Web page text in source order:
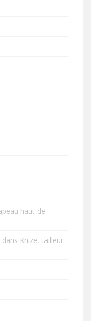
haut-de-
dans Knize, tailleur